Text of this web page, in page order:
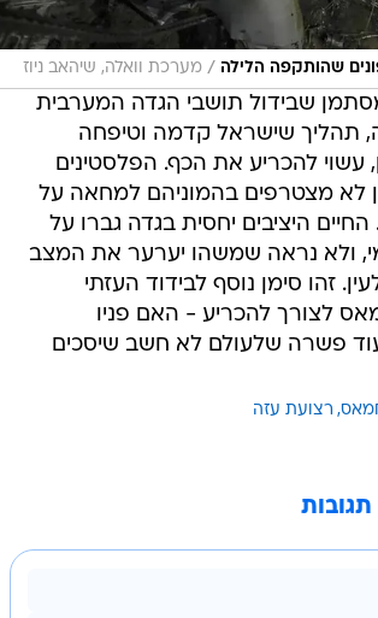
שהותקפה הלילה / מערכת וואלה, שיהאב ניוז
שבידול תושבי הגדה המערבית
תהליך שישראל קדמה וטיפחה
עשוי להכריע את הכף. הפלסטינים
לא מצטרפים בהמוניהם למחאה על
היציבים יחסית בגדה גברו על
ולא נראה שמשהו יערער את המצב
זהו סימן נוסף לבידוד העזתי
לצורך להכריע - האם פניו
פשרה שלעולם לא חשב שיסכים
רצועת עזה